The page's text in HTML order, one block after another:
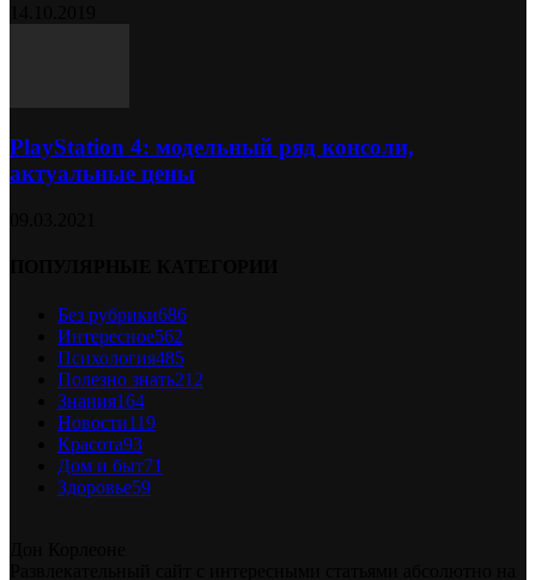
PlayStation 4: модельный ряд консоли,
актуальные цены
Без рубрики686
Интересное562
Психология485
Полезно знать212
Знания164
Новости119
Красота93
Дом и быт71
Здоровье59